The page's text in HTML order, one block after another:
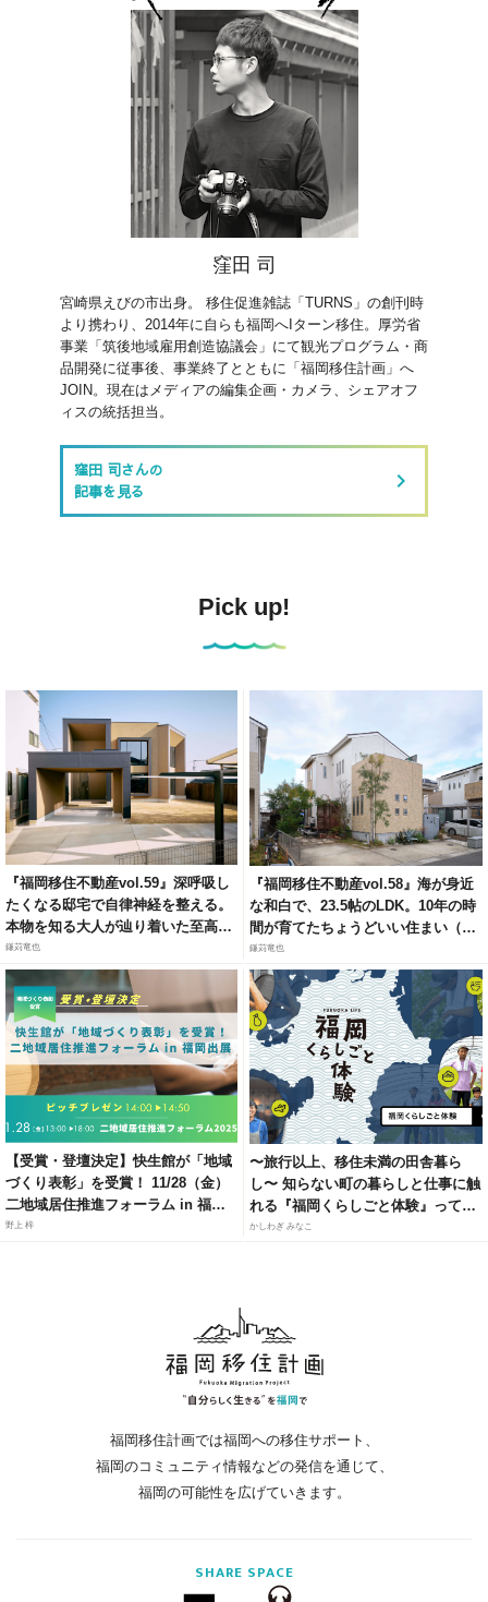
窪田 司
宮崎県えびの市出身。 移住促進雑誌「TURNS」の創刊時
より携わり、2014年に自らも福岡へIターン移住。厚労省
事業「筑後地域雇用創造協議会」にて観光プログラム・商
品開発に従事後、事業終了とともに「福岡移住計画」へ
JOIN。現在はメディアの編集企画・カメラ、シェアオフ
ィスの統括担当。
窪田 司さんの
記事を見る
keyboard_arrow_right
Pick up!
『福岡移住不動産vol.59』深呼吸し
たくなる邸宅で自律神経を整える。
本物を知る大人が辿り着いた至高の
リトリート（福岡市城南区梅林）
鎌苅竜也
『福岡移住不動産vol.58』海が身近
な和白で、23.5帖のLDK。10年の時
間が育てたちょうどいい住まい（福
岡市東区和白6）
鎌苅竜也
【受賞・登壇決定】快生館が「地域
づくり表彰」を受賞！ 11/28（金）
二地域居住推進フォーラム in 福岡
にて、官民連携モデルによる「居・
野上 梓
〜旅行以上、移住未満の田舎暮ら
し〜 知らない町の暮らしと仕事に触
れる『福岡くらしごと体験』って知
ってる？
かしわぎ みなこ
福岡移住計画では福岡への移住サポート、
福岡のコミュニティ情報などの発信を通じて、
福岡の可能性を広げていきます。
SHARE SPACE